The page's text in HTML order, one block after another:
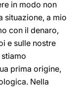
in modo non
situazione, a mio
con il denaro,
e sulle nostre
prima origine,
Nella